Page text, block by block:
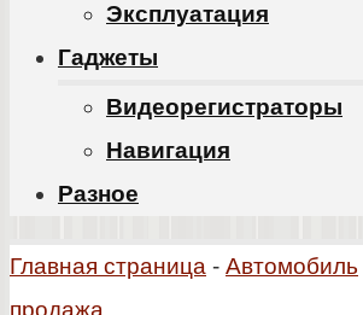
Эксплуатация
Гаджеты
Видеорегистраторы
Навигация
Разное
Главная страница - Автомобиль
продажа